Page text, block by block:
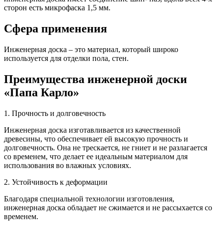
сторон есть микрофаска 1,5 мм.
Сфера применения
Инженерная доска – это материал, который широко
используется для отделки пола, стен.
Преимущества инженерной доски
«Папа Карло»
1. Прочность и долговечность
Инженерная доска изготавливается из качественной
древесины, что обеспечивает ей высокую прочность и
долговечность. Она не трескается, не гниет и не разлагается
со временем, что делает ее идеальным материалом для
использования во влажных условиях.
2. Устойчивость к деформации
Благодаря специальной технологии изготовления,
инженерная доска обладает не сжимается и не рассыхается со
временем.